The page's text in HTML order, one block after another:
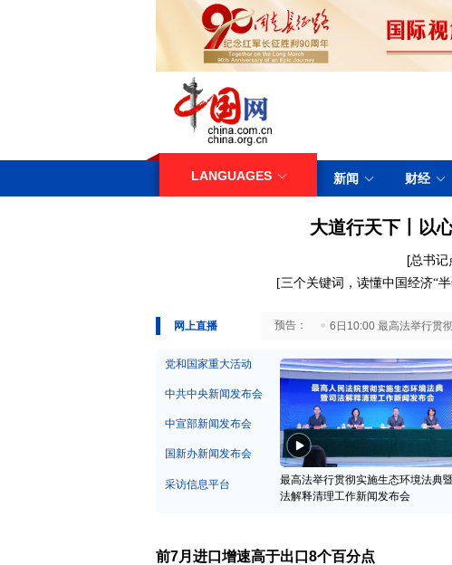
LANGUAGES 新闻 财经
大道行天下丨以
[总书
[三个关键词，读懂中国经济“
网上直播
29日10:00 国务院台湾事务办公室7月29日举行新闻发布会 6日10:00 最高法举行贯
党和国家重大活动
中共中央新闻发布会
中宣部新闻发布会
国新办新闻发布会
采访信息平台
最高法举行贯彻实施生态环境法典
法解释清理工作新闻发布会
前7月进口增速高于出口8个百分点